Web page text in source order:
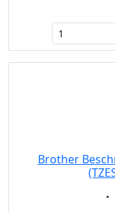
Brother